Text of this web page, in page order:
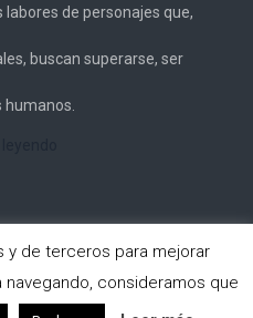
de personajes que,
buscan superarse, ser
Oscura. All rights reserved.
y de terceros para mejorar
consideramos que